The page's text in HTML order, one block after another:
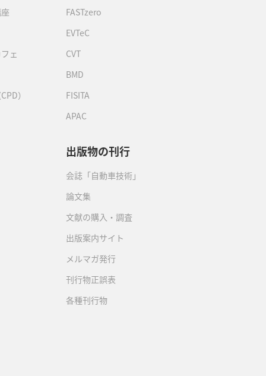
ェ
）
FASTzero
EVTeC
CVT
BMD
FISITA
APAC
出版物の刊行
会誌「自動車技術」
論文集
文献の購入・調査
出版案内サイト
メルマガ発行
刊行物正誤表
各種刊行物